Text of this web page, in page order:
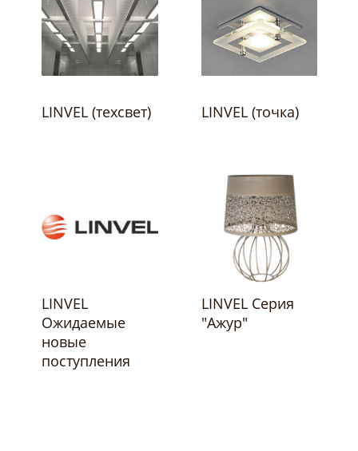
LINVEL (техсвет) LINVEL (точка)
LINVEL
Ожидаемые
новые
поступления
LINVEL Серия
"Ажур"